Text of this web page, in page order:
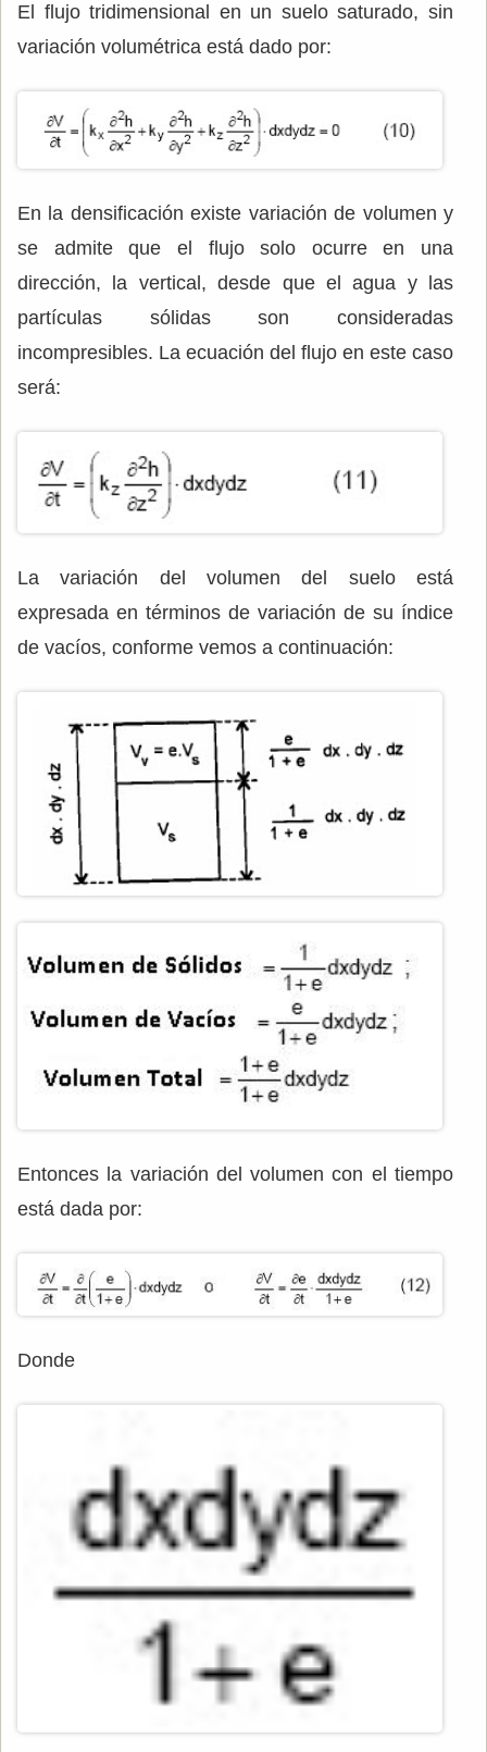
El flujo tridimensional en un suelo saturado, sin
variación volumétrica está dado por:
En la densificación existe variación de volumen y
se admite que el flujo solo ocurre en una
dirección, la vertical, desde que el agua y las
partículas sólidas son consideradas
incompresibles. La ecuación del flujo en este caso
será:
La variación del volumen del suelo está
expresada en términos de variación de su índice
de vacíos, conforme vemos a continuación:
Entonces la variación del volumen con el tiempo
está dada por:
Donde